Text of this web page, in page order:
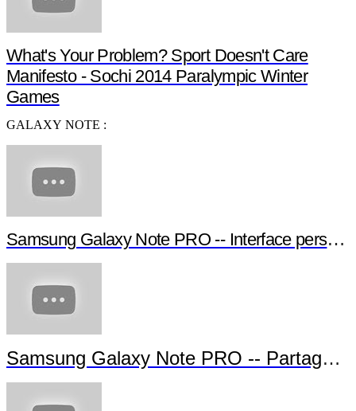
What's Your Problem? Sport Doesn't Care
Manifesto - Sochi 2014 Paralympic Winter
Games
GALAXY NOTE :
Samsung Galaxy Note PRO -- Interface
Samsung Galaxy Note PRO -- Partage